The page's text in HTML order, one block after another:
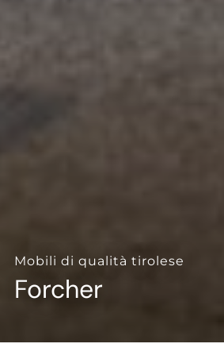
Mobili di qualità tirolese
Forcher